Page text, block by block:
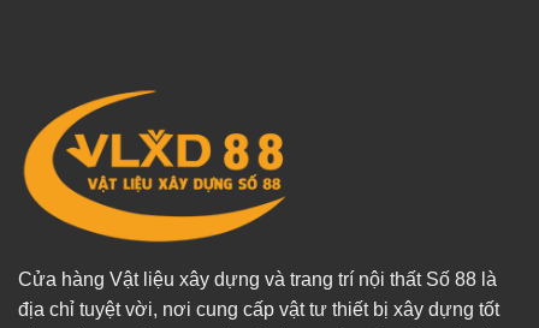
Cửa hàng Vật liệu xây dựng và trang trí nội thất Số 88 là
địa chỉ tuyệt vời, nơi cung cấp vật tư thiết bị xây dựng tốt